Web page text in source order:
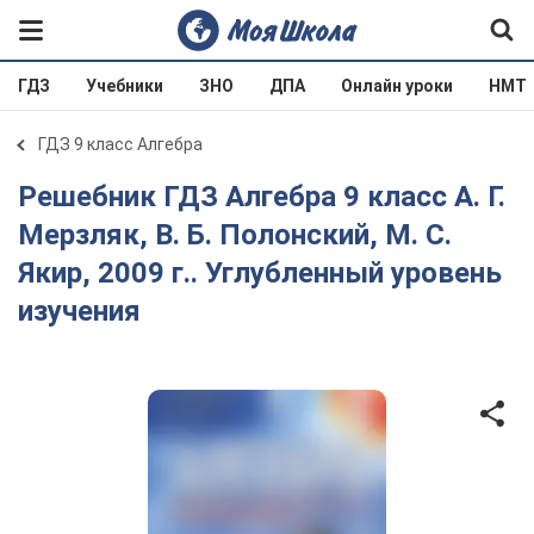
ГДЗ Учебники ЗНО ДПА Онлайн уроки НМТ
ГДЗ 9 класс Алгебра
Решебник ГДЗ Алгебра 9 класс А. Г.
Мерзляк, В. Б. Полонский, М. С.
Якир, 2009 г.. Углубленный уровень
изучения